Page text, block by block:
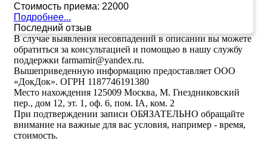
Стоимость приема: 22000
Подробнее...
Последний отзыв
В случае выявления несовпадений в описании вы можете
обратиться за консультацией и помощью в нашу службу
поддержки farmamir@yandex.ru.
Вышеприведенную информацию предоставляет ООО
«ДокДок». ОГРН 1187746191380
Место нахождения 125009 Москва, М. Гнездниковский
пер., дом 12, эт. 1, оф. 6, пом. IA, ком. 2
При подтверждении записи ОБЯЗАТЕЛЬНО обращайте
внимание на важные для вас условия, например - время,
стоимость.